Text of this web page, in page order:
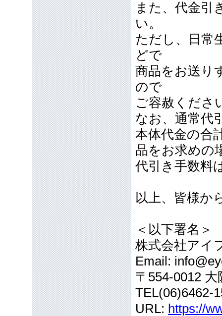
また、代金引
い。
ただし、日常
どで
商品をお送り
ので
ご容赦くださ
なお、通常代
本体代金の合
品をお求めの
代引き手数料
以上、皆様か
＜以下署名＞
株式会社アイ
Email:
〒554-0012
TEL(06)6462-
URL: https://